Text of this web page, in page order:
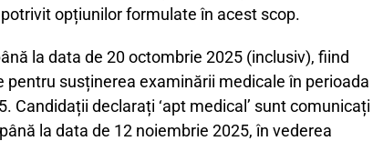
opțiunilor formulate în acest scop.
la data de 20 octombrie 2025 (inclusiv), fiind
susținerea examinării medicale în perioada
Candidații declarați ‘apt medical’ sunt comunicați
la data de 12 noiembrie 2025, în vederea